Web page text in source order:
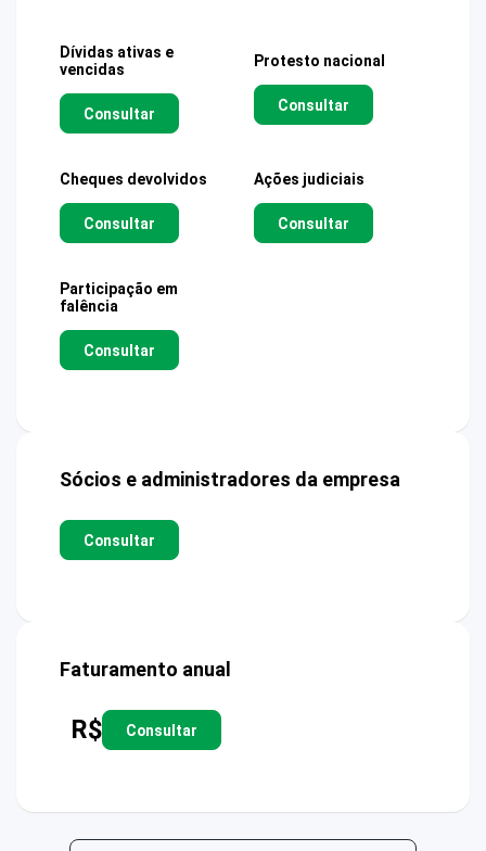
Dívidas ativas e
vencidas
Consultar
Protesto nacional
Consultar
Cheques devolvidos
Consultar
Ações judiciais
Consultar
Participação em
falência
Consultar
Sócios e administradores da empresa
Consultar
Faturamento anual
R$ Consultar